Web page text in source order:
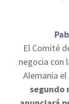
El Comité
negocia con
Alemania
segundo